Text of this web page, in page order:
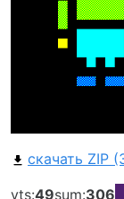
скачать ZIP
vts:49sum:306